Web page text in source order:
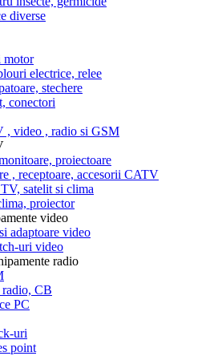
diverse
motor
electrice, relee
stechere
conectori
, video , radio si GSM
proiectoare
, receptoare, accesorii CATV
satelit si clima
proiector
video
adaptoare video
uri video
radio
radio, CB
PC
uri
point